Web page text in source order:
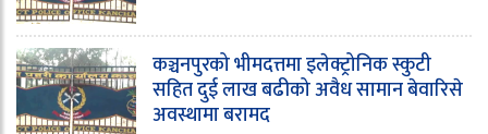
कञ्चनपुरको भीमदत्तमा इलेक्ट्रोनिक स्कुटी
सहित दुई लाख बढीको अवैध सामान बेवारिसे
अवस्थामा बरामद